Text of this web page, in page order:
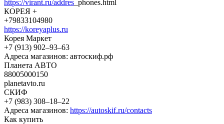
https://virant.ru/addres _phones.html
КОРЕЯ +
+79833104980
https://koreyaplus.ru
Корея Маркет
+7 (913) 902‒93‒63
Адреса магазинов: автоскиф.рф
Планета АВТО
88005000150
planetavto.ru
СКИФ
+7 (983) 308‒18‒22
Адреса магазинов: https://autoskif.ru/contacts
Как купить